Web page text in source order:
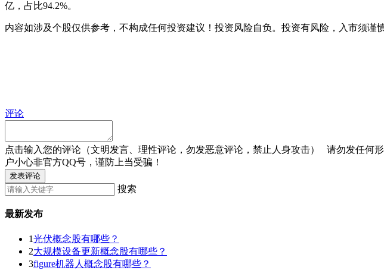
亿，占比94.2%。
内容如涉及个股仅供参考，不构成任何投资建议！投资风险自负。投资有风险，入市须谨慎
评论
点击输入您的评论（文明发言、理性评论，勿发恶意评论，禁止人身攻击） 请勿发任何
户小心非官方QQ号，谨防上当受骗！
发表评论
搜索
最新发布
1光伏概念股有哪些？
2大规模设备更新概念股有哪些？
3figure机器人概念股有哪些？